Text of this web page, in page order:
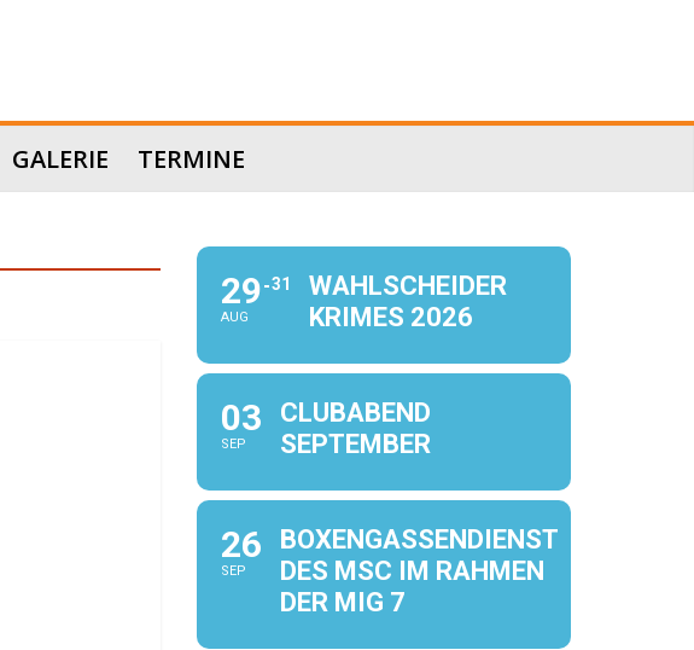
GALERIE TERMINE
29
AUG
31
WAHLSCHEIDER
KRIMES 2026
03
SEP
CLUBABEND
SEPTEMBER
26
SEP
BOXENGASSENDIENST
DES MSC IM RAHMEN
DER MIG 7